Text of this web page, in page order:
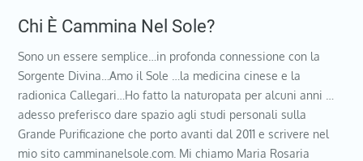
Chi È Cammina Nel Sole?
Sono un essere semplice…in profonda connessione con la
Sorgente Divina…Amo il Sole …la medicina cinese e la
radionica Callegari…Ho fatto la naturopata per alcuni anni …
adesso preferisco dare spazio agli studi personali sulla
Grande Purificazione che porto avanti dal 2011 e scrivere nel
mio sito camminanelsole.com. Mi chiamo Maria Rosaria